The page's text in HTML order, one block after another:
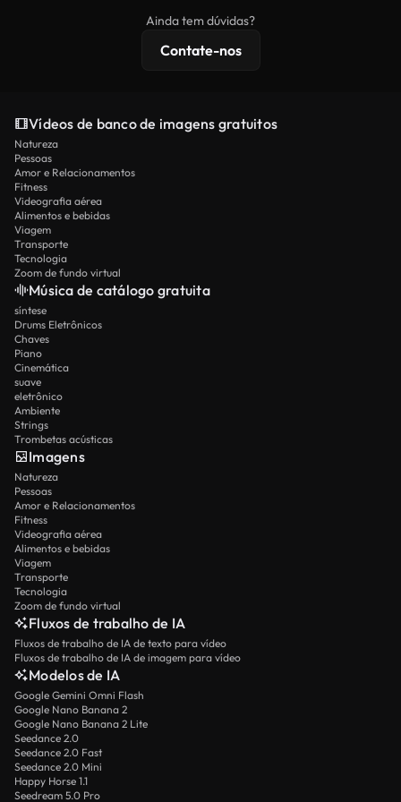
licenciamento estendidas.
Ainda tem dúvidas?
Contate-nos
Vídeos de banco de imagens gratuitos
Natureza
Pessoas
Amor e Relacionamentos
Fitness
Videografia aérea
Alimentos e bebidas
Viagem
Transporte
Tecnologia
Zoom de fundo virtual
Música de catálogo gratuita
síntese
Drums Eletrônicos
Chaves
Piano
Cinemática
suave
eletrônico
Ambiente
Strings
Trombetas acústicas
Imagens
Natureza
Pessoas
Amor e Relacionamentos
Fitness
Videografia aérea
Alimentos e bebidas
Viagem
Transporte
Tecnologia
Zoom de fundo virtual
Fluxos de trabalho de IA
Fluxos de trabalho de IA de texto para vídeo
Fluxos de trabalho de IA de imagem para vídeo
Modelos de IA
Google Gemini Omni Flash
Google Nano Banana 2
Google Nano Banana 2 Lite
Seedance 2.0
Seedance 2.0 Fast
Seedance 2.0 Mini
Happy Horse 1.1
Seedream 5.0 Pro